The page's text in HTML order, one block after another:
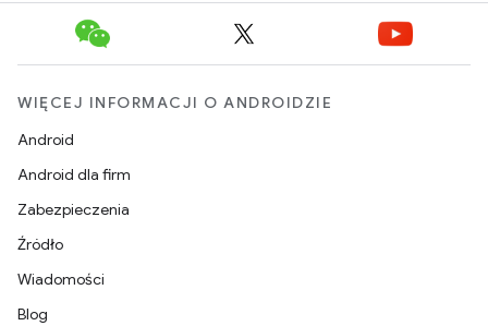
WIĘCEJ INFORMACJI O ANDROIDZIE
Android
Android dla firm
Zabezpieczenia
Źródło
Wiadomości
Blog